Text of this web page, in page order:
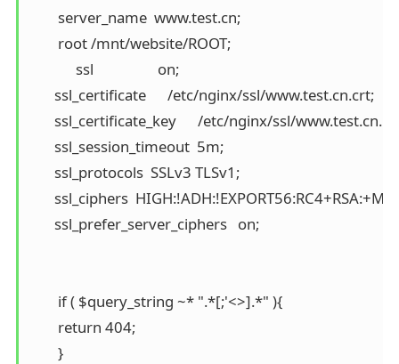
        server_name  www.test.cn;
        root /mnt/website/ROOT;
       ssl_certificate      /etc/nginx/ssl/www.test.cn.crt;
ssl_certificate_key      /etc/nginx/ssl/
       ssl_session_timeout  5m;
       ssl_protocols  SSLv3 TLSv1;
ssl_ciphers
       ssl_prefer_server_ciphers   on;
        if ( $query_string ~* ".*[;'<>].*" ){
        return 404;
        }